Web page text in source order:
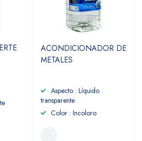
ACONDICIONADOR DE
METALES
Aspecto : Líquido
transparente
Color : Incoloro